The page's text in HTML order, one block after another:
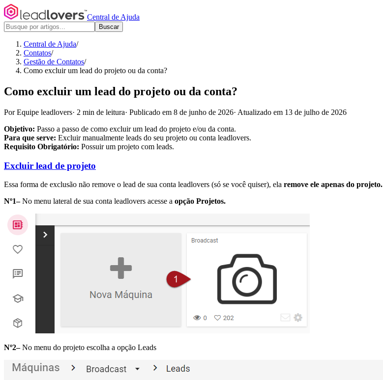
Central de Ajuda
Buscar
Central de Ajuda/
Contatos/
Gestão de Contatos/
Como excluir um lead do projeto ou da conta?
Como excluir um lead do projeto ou da conta?
Por Equipe leadlovers· 2 min de leitura· Publicado em 8 de junho de 2026· Atualizado em 13 de julho de 2026
Objetivo: Passo a passo de como excluir um lead do projeto e/ou da conta.
Para que serve: Excluir manualmente leads do seu projeto ou conta leadlovers.
Requisito Obrigatório: Possuir um projeto com leads.
Excluir lead de projeto
Essa forma de exclusão não remove o lead de sua conta leadlovers (só se você quiser), ela remove ele apenas do projeto.
Nº1–No menu lateral de sua conta leadlovers acesse a opção Projetos.
Nº2–No menu do projeto escolha a opção Leads